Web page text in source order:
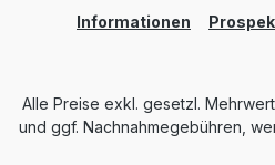
Informationen
Alle Preise exkl. gesetzl.
und ggf. Nachnahmegebühren,